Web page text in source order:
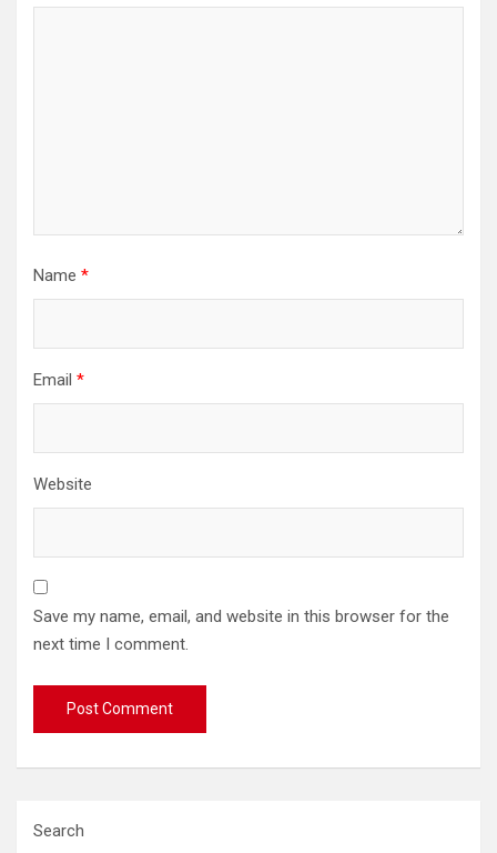
Name *
Email *
Website
Save my name, email, and website in this browser for the
next time I comment.
Search